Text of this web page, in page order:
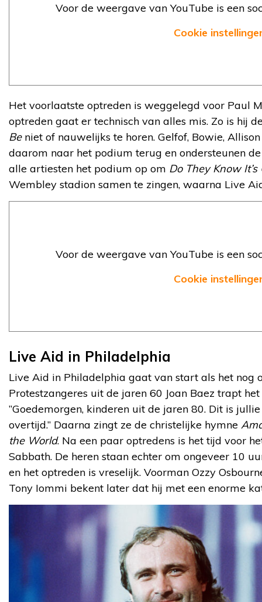
Voor de weergave van YouTube is een
Cookie
Het voorlaatste optreden is weggelegd voor Paul
optreden gaat er technisch van alles mis. Zo is hij
Beniet of nauwelijks te horen. Gelfof, Bowie,
daarom naar het podium terug en ondersteunen
alle artiesten het podium op om Do They Know
Wembley stadion samen te zingen, waarna Live
Voor de weergave van YouTube is een
Cookie
Live Aid in Philadelphia
Live Aid in Philadelphia gaat van start als het nog
Protestzangeres uit de jaren 60 Joan Baez trapt
”Goedemorgen, kinderen uit de jaren 80. Dit is
overtijd.” Daarna zingt ze de christelijke hymne
the World. Na een paar optredens is het tijd voor
Sabbath. De heren staan echter om ongeveer 10
en het optreden is vreselijk. Voorman Ozzy
Tony Iommi bekent later dat hij met een enorme